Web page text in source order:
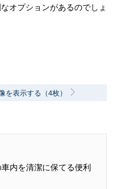
オプションがあるのでしょ
を表示する（4枚）
内を清潔に保てる便利